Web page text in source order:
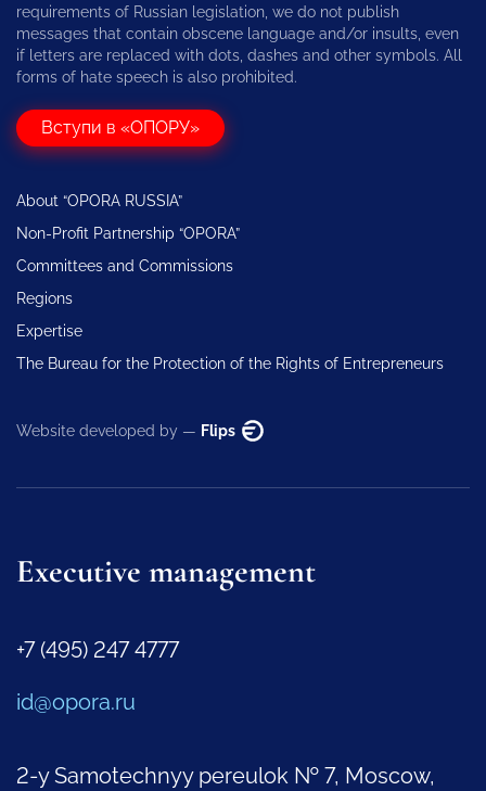
requirements of Russian legislation, we do not publish
messages that contain obscene language and/or insults, even
if letters are replaced with dots, dashes and other symbols. All
forms of hate speech is also prohibited.
Вступи в «ОПОРУ»
About “OPORA RUSSIA”
Non-Profit Partnership “OPORA”
Committees and Commissions
Regions
Expertise
The Bureau for the Protection of the Rights of Entrepreneurs
Website developed by — Flips
Executive management
+7 (495) 247 4777
id@opora.ru
2-y Samotechnyy pereulok № 7, Moscow,